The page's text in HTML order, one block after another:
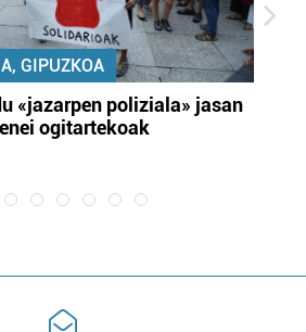
GIPUZKOA
«jazarpen poliziala» jasan
ogitartekoak